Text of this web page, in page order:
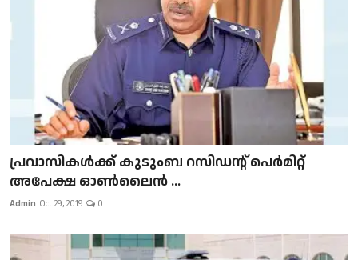
പ്രവാസികള്‍ക്ക് കുടുംബ റസിഡന്റ് പെർമിറ്റ്
അപേക്ഷ ഓൺലൈൻ ...
Admin Oct 29, 2019 0